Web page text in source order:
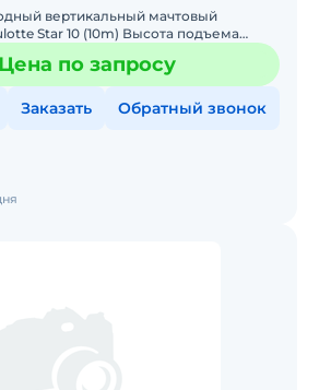
Star 10 (10m) Высота подъема
Размер платформы: 0,67 x 0,97m
Цена по запросу
Заказать Обратный звонок